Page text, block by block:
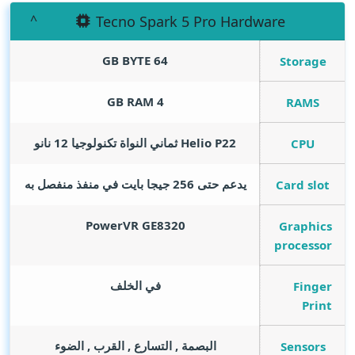
Tecno Spark 5 Pro Hardware
Storage
64
GB BYTE
RAMS
4
GB RAM
CPU Helio P22 ثماني النواة تكنولوجيا 12 نانو
Card slot يدعم حتى 256 جيجا بايت في منفذ منفصل به
Graphics
processor
PowerVR GE8320
Finger
Print
في الخلف
Sensors البصمة , التسارع , القرب , الضوء